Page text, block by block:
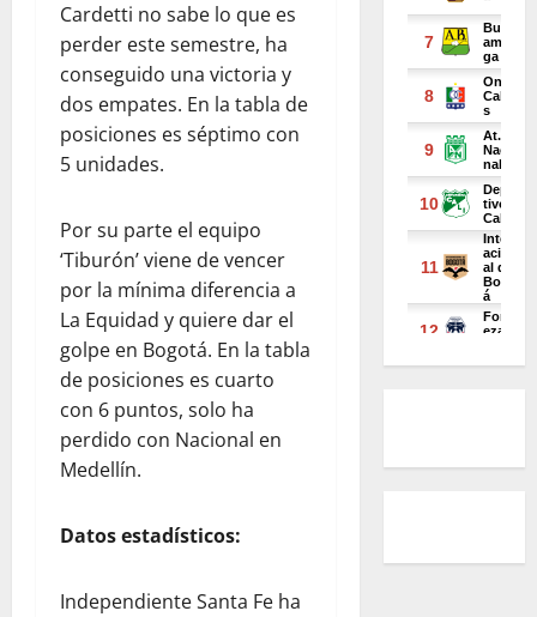
Cardetti no sabe lo que es
perder este semestre, ha
conseguido una victoria y
dos empates. En la tabla de
posiciones es séptimo con
5 unidades.
Por su parte el equipo
‘Tiburón’ viene de vencer
por la mínima diferencia a
La Equidad y quiere dar el
golpe en Bogotá. En la tabla
de posiciones es cuarto
con 6 puntos, solo ha
perdido con Nacional en
Medellín.
Datos estadísticos:
Independiente Santa Fe ha